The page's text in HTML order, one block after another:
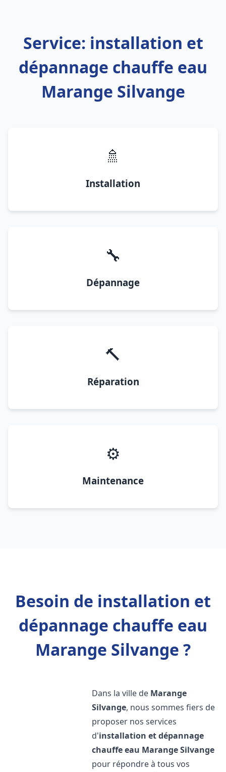
Service: installation et
dépannage chauffe eau
Marange Silvange
🚿
Installation
🔧
Dépannage
🔨
Réparation
⚙️
Maintenance
Besoin de installation et
dépannage chauffe eau
Marange Silvange ?
Dans la ville de Marange
Silvange, nous sommes fiers de
proposer nos services
d'installation et dépannage
chauffe eau Marange Silvange
pour répondre à tous vos